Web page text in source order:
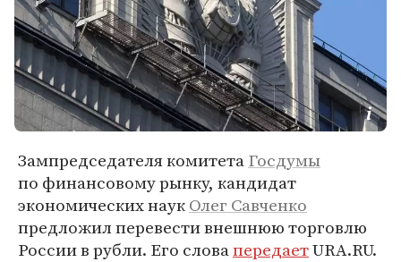
Зампредседателя комитетаГосдумы
по финансовому рынку, кандидат
экономических наукОлег Савченко
предложил перевести внешнюю торговлю
России в рубли. Его словапередаетURA.RU.